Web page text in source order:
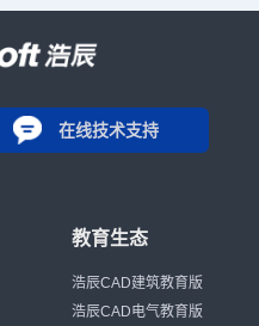
在线技术支持
教育生态
浩辰CAD建筑教育版
浩辰CAD电气教育版